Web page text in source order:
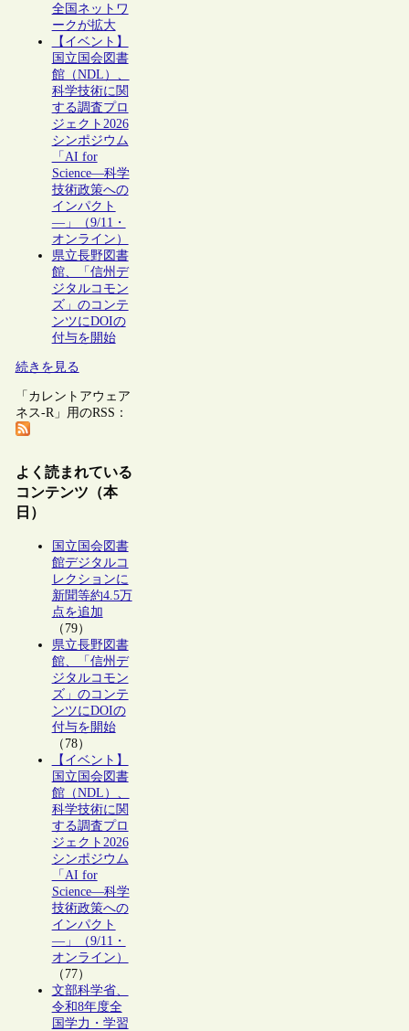
全国ネットワ
ークが拡大
【イベント】
国立国会図書
館（NDL）、
科学技術に関
する調査プロ
ジェクト2026
シンポジウム
「AI for
Science―科学
技術政策への
インパクト
―」（9/11・
オンライン）
県立長野図書
館、「信州デ
ジタルコモン
ズ」のコンテ
ンツにDOIの
付与を開始
続きを見る
「カレントアウェア
ネス-R」用のRSS：
よく読まれている
コンテンツ（本
日）
国立国会図書
館デジタルコ
レクションに
新聞等約4.5万
点を追加
（79）
県立長野図書
館、「信州デ
ジタルコモン
ズ」のコンテ
ンツにDOIの
付与を開始
（78）
【イベント】
国立国会図書
館（NDL）、
科学技術に関
する調査プロ
ジェクト2026
シンポジウム
「AI for
Science―科学
技術政策への
インパクト
―」（9/11・
オンライン）
（77）
文部科学省、
令和8年度全
国学力・学習